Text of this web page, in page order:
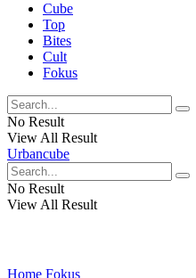
Cube
Top
Bites
Cult
Fokus
No Result
View All Result
Urbancube
No Result
View All Result
Home Fokus